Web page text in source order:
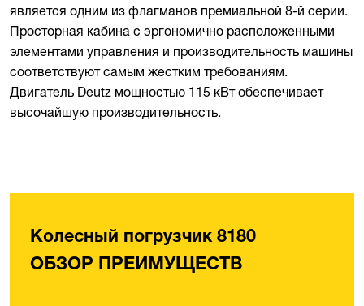
является одним из флагманов премиальной 8-й серии.
Просторная кабина с эргономично расположенными
элементами управления и производительность машины
соответствуют самым жестким требованиям.
Двигатель Deutz мощностью 115 кВт обеспечивает
высочайшую производительность.
Колесный погрузчик 8180
ОБЗОР ПРЕИМУЩЕСТВ